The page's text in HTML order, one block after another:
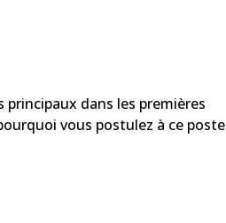
dans les premières
vous postulez à ce poste